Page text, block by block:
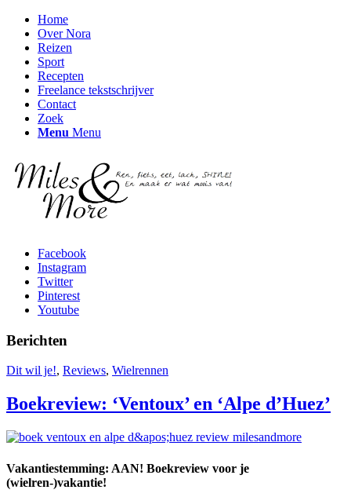
Home
Over Nora
Reizen
Sport
Recepten
Freelance tekstschrijver
Contact
Zoek
Menu Menu
Facebook
Instagram
Twitter
Pinterest
Youtube
Berichten
Dit wil je!, Reviews, Wielrennen
Boekreview: ‘Ventoux’ en ‘Alpe d’Huez’
Vakantiestemming: AAN! Boekreview voor je
(wielren-)vakantie!